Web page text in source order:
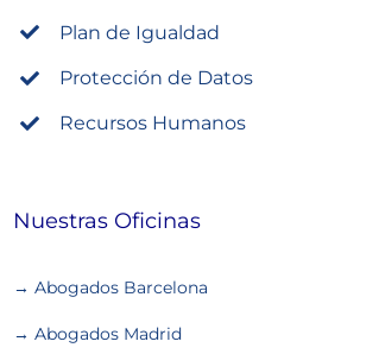
Plan de Igualdad
Protección de Datos
Recursos Humanos
Nuestras Oficinas
→ Abogados Barcelona
→ Abogados Madrid